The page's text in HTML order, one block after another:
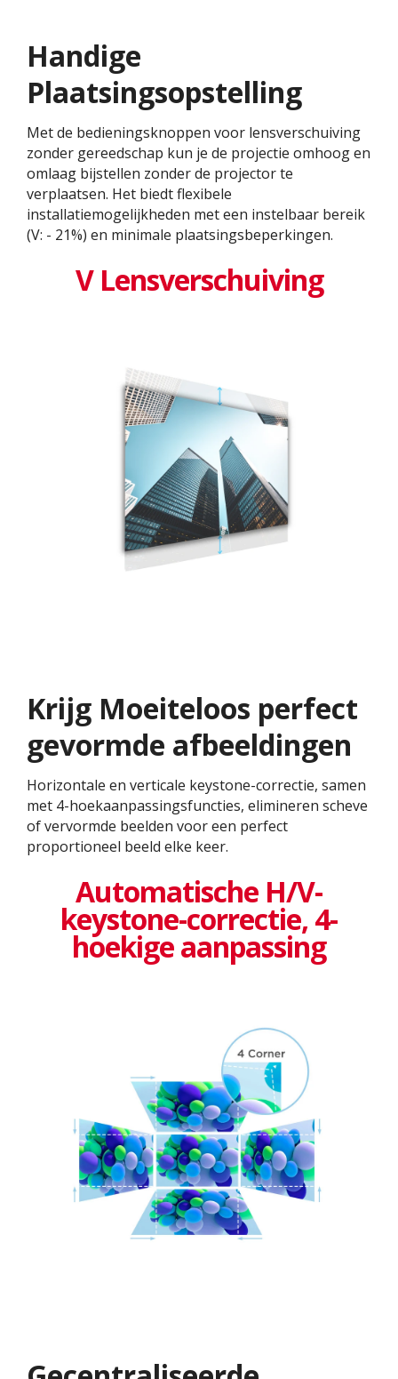
Handige
Plaatsingsopstelling
Met de bedieningsknoppen voor lensverschuiving
zonder gereedschap kun je de projectie omhoog en
omlaag bijstellen zonder de projector te
verplaatsen. Het biedt flexibele
installatiemogelijkheden met een instelbaar bereik
(V: - 21%) en minimale plaatsingsbeperkingen.
V Lensverschuiving
Krijg Moeiteloos perfect
gevormde afbeeldingen
Horizontale en verticale keystone-correctie, samen
met 4-hoekaanpassingsfuncties, elimineren scheve
of vervormde beelden voor een perfect
proportioneel beeld elke keer.
Automatische H/V-
keystone-correctie, 4-
hoekige aanpassing